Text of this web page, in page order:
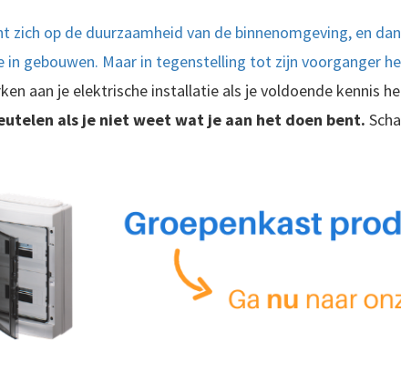
zich op de duurzaamheid van de binnenomgeving, en
in gebouwen. Maar in tegenstelling tot zijn voorganger
aan je elektrische installatie als je voldoende kennis
als je niet weet wat je aan het doen bent.